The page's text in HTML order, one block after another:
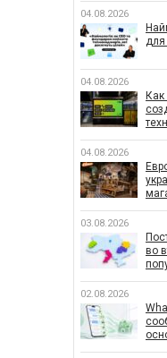
04.08.2026
для
04.08.2026
Как
04.08.2026
03.08.2026
во
02.08.2026